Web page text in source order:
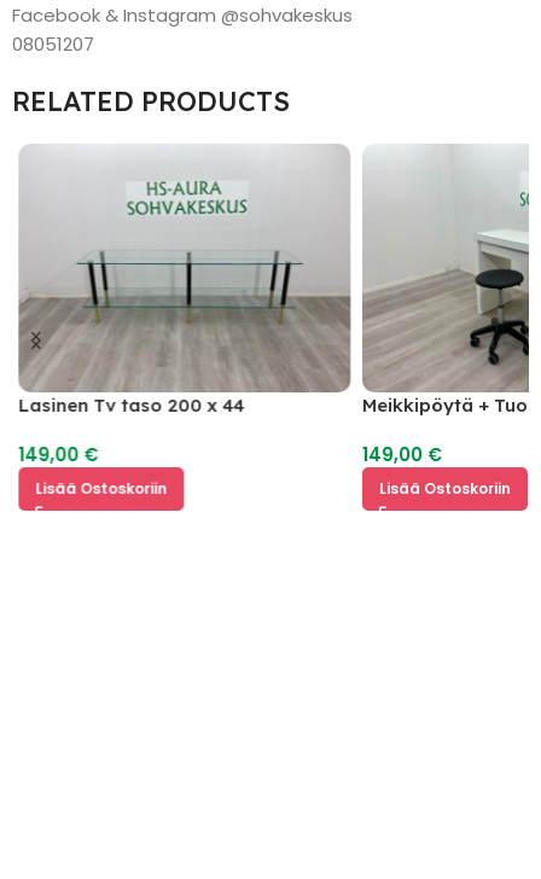
Facebook & Instagram @sohvakeskus
08051207
RELATED PRODUCTS
Lasinen Tv taso 200 x 44
149,00 €
Lisää Ostoskoriin
Meikkipöytä + Tuoli
149,00 €
Lisää Ostoskoriin